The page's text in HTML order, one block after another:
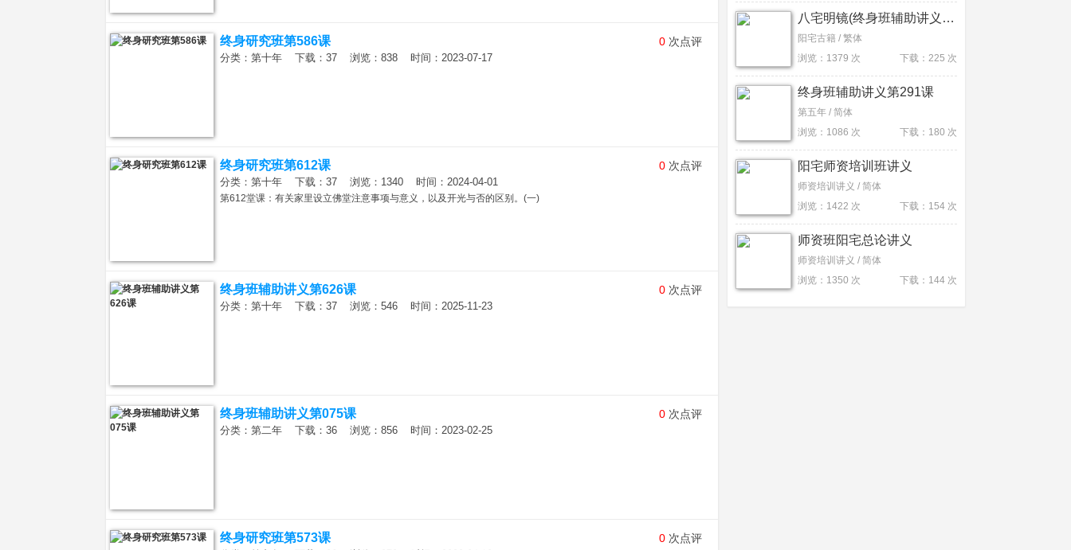
书
0 次点评
终身研究班第586课
分类：第十年 下载：37 浏览：838 时间：2023-07-17
0 次点评
终身研究班第612课
分类：第十年 下载：37 浏览：1340 时间：2024-04-01
第612堂课：有关家里设立佛堂注意事项与意义，以及开光与否的区别。(一)
0 次点评
终身班辅助讲义第626课
分类：第十年 下载：37 浏览：546 时间：2025-11-23
0 次点评
终身班辅助讲义第075课
分类：第二年 下载：36 浏览：856 时间：2023-02-25
0 次点评
终身研究班第573课
八宅明镜(终身班辅助讲义396课)
阳宅古籍 / 繁体
浏览：1379 次
下载：225 次
终身班辅助讲义第291课
第五年 / 简体
浏览：1086 次
下载：180 次
阳宅师资培训班讲义
师资培训讲义 / 简体
浏览：1422 次
下载：154 次
师资班阳宅总论讲义
师资培训讲义 / 简体
浏览：1350 次
下载：144 次